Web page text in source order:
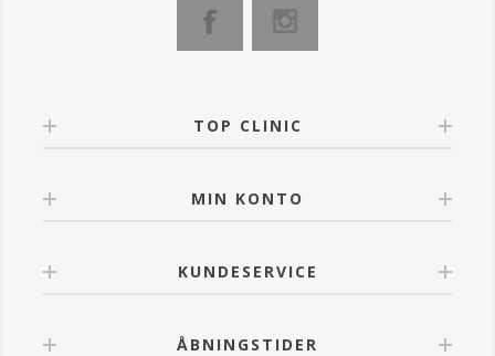
TOP CLINIC
MIN KONTO
KUNDESERVICE
ÅBNINGSTIDER